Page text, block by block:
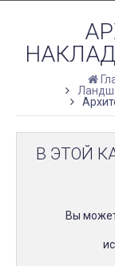
В ЭТОЙ
Вы